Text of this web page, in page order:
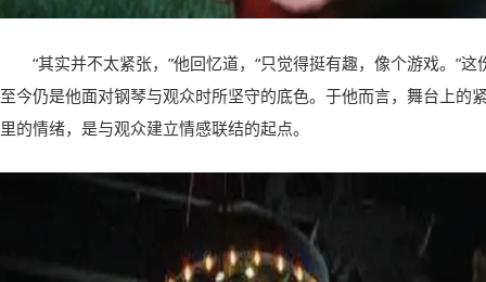
“其实并不太紧张，”他回忆道，“只觉得挺有趣，像个游戏。”
至今仍是他面对钢琴与观众时所坚守的底色。于他而言，舞台上的
里的情绪，是与观众建立情感联结的起点。